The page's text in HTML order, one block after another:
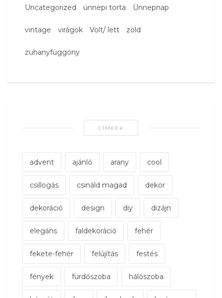
Uncategorized ünnepi torta Ünnepnap
vintage virágok Volt/ lett zöld
zuhanyfüggöny
CÍMKÉK
advent ajánló arany cool
csillogás csináld magad dekor
dekoráció design diy dizájn
elegáns faldekoráció fehér
fekete-fehér felújítás festés
fények fürdőszoba hálószoba